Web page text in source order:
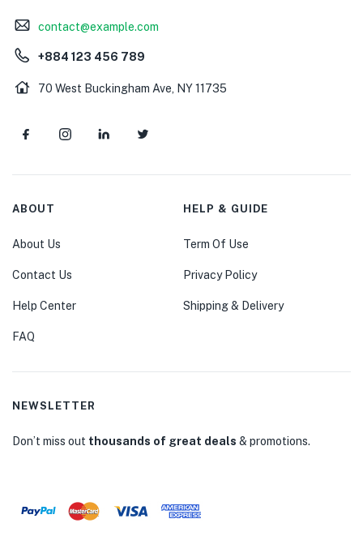
contact@example.com
+884 123 456 789
70 West Buckingham Ave, NY 11735
ABOUT
About Us
Contact Us
Help Center
FAQ
HELP & GUIDE
Term Of Use
Privacy Policy
Shipping & Delivery
NEWSLETTER
Don’t miss out thousands of great deals & promotions.